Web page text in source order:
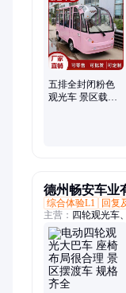
车
五排全封闭粉色
观光车 景区载客
德州畅安车业
综合体验L1
回复
主营： 四轮观光车
高尔夫球车、巡逻
小型越野车、小区
姥爷车、看房迎宾